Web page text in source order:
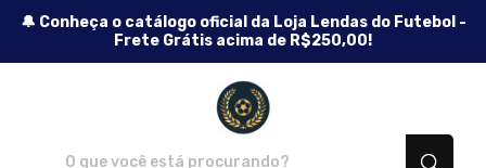
🔔 Conheça o catálogo oficial da Loja Lendas do Futebol -
Frete Grátis acima de R$250,00!